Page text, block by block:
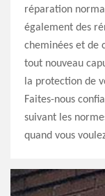
réparation
également des
cheminées et de
tout nouveau
la protection de
Faites-nous
suivant les
quand vous